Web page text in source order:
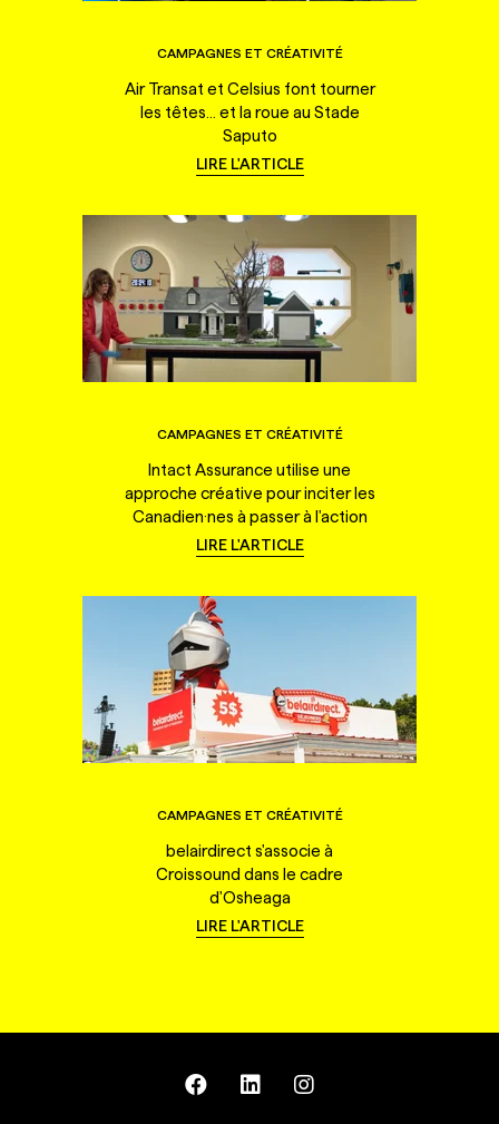
CAMPAGNES ET CRÉATIVITÉ
Air Transat et Celsius font tourner
les têtes... et la roue au Stade
Saputo
LIRE L'ARTICLE
CAMPAGNES ET CRÉATIVITÉ
Intact Assurance utilise une
approche créative pour inciter les
Canadien·nes à passer à l'action
LIRE L'ARTICLE
CAMPAGNES ET CRÉATIVITÉ
belairdirect s'associe à
Croissound dans le cadre
d'Osheaga
LIRE L'ARTICLE